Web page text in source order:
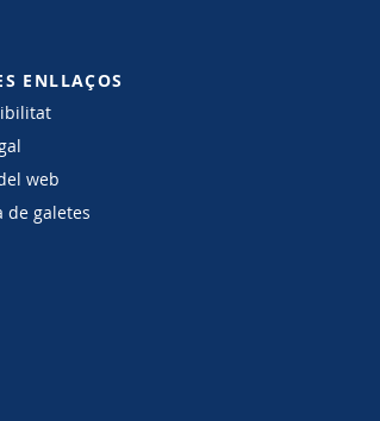
ENLLAÇOS
web
de galetes